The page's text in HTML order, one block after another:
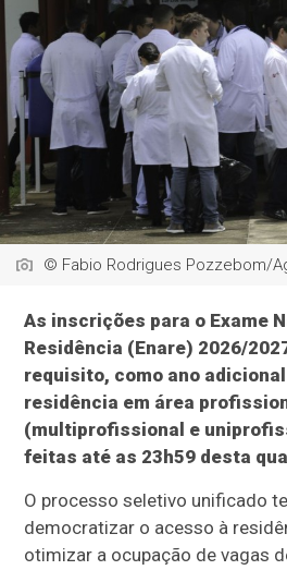
© Fabio Rodrigues Pozzebom/
As inscrições para o Exame
Residência (Enare) 2026/
requisito, como ano
residência em área
(multiprofissional e
feitas até as 23h59 desta
O processo seletivo unificado
democratizar o acesso à
otimizar a ocupação de vagas